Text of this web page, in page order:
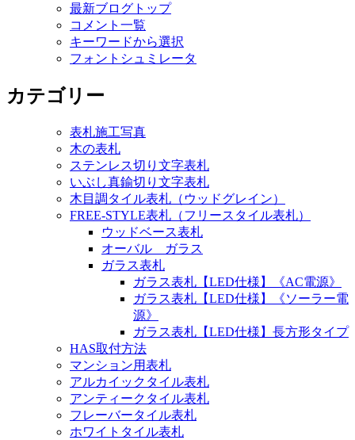
最新ブログトップ
コメント一覧
キーワードから選択
フォントシュミレータ
カテゴリー
表札施工写真
木の表札
ステンレス切り文字表札
いぶし真鍮切り文字表札
木目調タイル表札（ウッドグレイン）
FREE-STYLE表札（フリースタイル表札）
ウッドベース表札
オーバル ガラス
ガラス表札
ガラス表札【LED仕様】《AC電源》
ガラス表札【LED仕様】《ソーラー電
源》
ガラス表札【LED仕様】長方形タイプ
HAS取付方法
マンション用表札
アルカイックタイル表札
アンティークタイル表札
フレーバータイル表札
ホワイトタイル表札